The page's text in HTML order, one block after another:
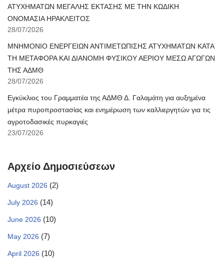
ΑΤΥΧΗΜΑΤΩΝ ΜΕΓΑΛΗΣ ΕΚΤΑΣΗΣ ΜΕ ΤΗΝ ΚΩΔΙΚΗ
ΟΝΟΜΑΣΙΑ ΗΡΑΚΛΕΙΤΟΣ
28/07/2026
ΜΝΗΜΟΝΙΟ ΕΝΕΡΓΕΙΩΝ ΑΝΤΙΜΕΤΩΠΙΣΗΣ ΑΤΥΧΗΜΑΤΩΝ ΚΑΤΑ
ΤΗ ΜΕΤΑΦΟΡΑ ΚΑΙ ΔΙΑΝΟΜΗ ΦΥΣΙΚΟΥ ΑΕΡΙΟΥ ΜΕΣΩ ΑΓΩΓΩΝ
ΤΗΣ ΑΔΜΘ
28/07/2026
Εγκύκλιος του Γραμματέα της ΑΔΜΘ Δ. Γαλαμάτη για αυξημένα
μέτρα πυροπροστασίας και ενημέρωση των καλλιεργητών για τις
αγροτοδασικές πυρκαγιές
23/07/2026
Αρχείο Δημοσιεύσεων
August 2026 (2)
July 2026 (14)
June 2026 (10)
May 2026 (7)
April 2026 (10)